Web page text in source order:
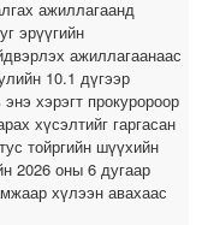
ажиллагаанд
эрүүгийн
ажиллагаанаас
10.1 дүгээр
хэрэгт прокуророор
хүсэлтийг гаргасан
тойргийн шүүхийн
2026 оны 6 дугаар
хүлээн авахаас